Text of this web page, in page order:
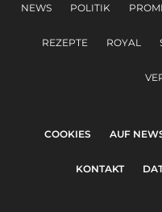
NEWS POLITIK
REZEPTE ROYAL
COOKIES AUF
KONTAKT